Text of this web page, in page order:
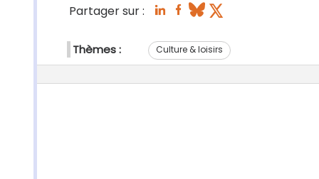
Partager sur :
Thèmes : Culture & loisirs